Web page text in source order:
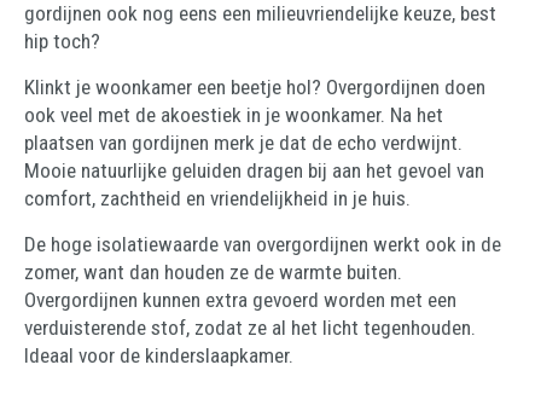
gordijnen ook nog eens een milieuvriendelijke keuze, best
hip toch?
Klinkt je woonkamer een beetje hol? Overgordijnen doen
ook veel met de akoestiek in je woonkamer. Na het
plaatsen van gordijnen merk je dat de echo verdwijnt.
Mooie natuurlijke geluiden dragen bij aan het gevoel van
comfort, zachtheid en vriendelijkheid in je huis.
De hoge isolatiewaarde van overgordijnen werkt ook in de
zomer, want dan houden ze de warmte buiten.
Overgordijnen kunnen extra gevoerd worden met een
verduisterende stof, zodat ze al het licht tegenhouden.
Ideaal voor de kinderslaapkamer.